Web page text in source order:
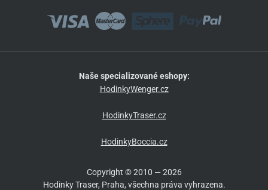
Naše specializované eshopy:
HodinkyWenger.cz
HodinkyTraser.cz
HodinkyBoccia.cz
Copyright © 2010 — 2026
Hodinky Traser, Praha, všechna práva vyhrazena.